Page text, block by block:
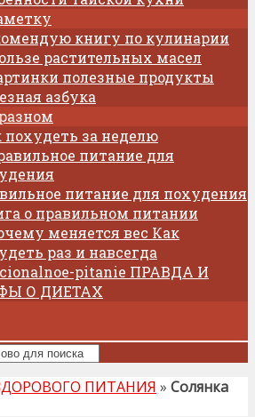
книгу по кулинарии
растительных масел
азбука
похудеть за неделю
питание для похудения
о правильном питании
Как
раз и навсегда
ПРАВДА И
О ДИЕТАХ
ПИТАНИЯ » Солянка